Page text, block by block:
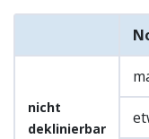
nicht
deklinierbar